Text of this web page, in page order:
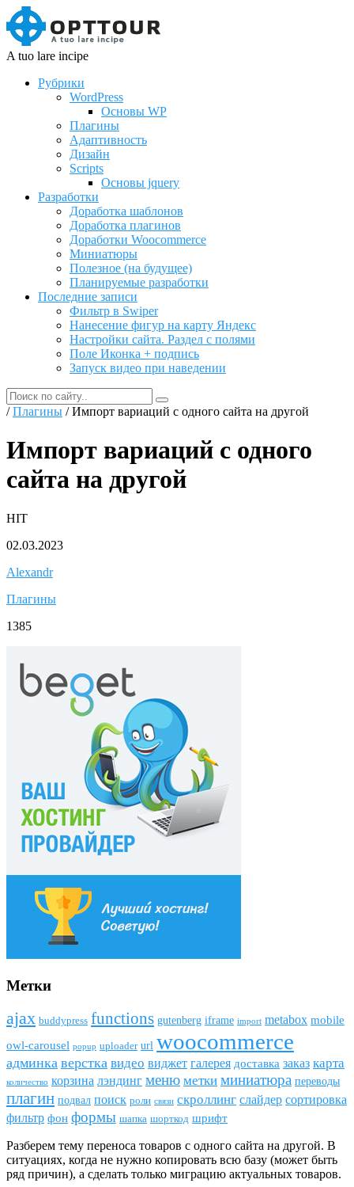
A tuo lare incipe
Рубрики
WordPress
Основы WP
Плагины
Адаптивность
Дизайн
Scripts
Основы jquery
Разработки
Доработка шаблонов
Доработка плагинов
Доработки Woocommerce
Миниатюры
Полезное (на будущее)
Планируемые разработки
Последние записи
Фильтр в Swiper
Нанесение фигур на карту Яндекс
Настройки сайта. Раздел с полями
Поле Иконка + подпись
Запуск видео при наведении
/Плагины / Импорт вариаций с одного сайта на другой
Импорт вариаций с одного
сайта на другой
HIT
02.03.2023
Alexandr
Плагины
1385
Метки
ajax buddypress funсtions gutenberg iframe import metabox mobile
owl-carousel popup uploader url woocommerce
админка верстка видео виджет галерея доставка заказ карта
количество корзина лэндинг меню метки миниатюра переводы
плагин подвал поиск роли связи скроллинг слайдер сортировка
фильтр фон формы шапка шорткод шрифт
Разберем тему переноса товаров с одного сайта на другой. В
ситуациях, когда не нужно копировать всю базу (может быть
ряд причин), а сделать только миграцию актуальных товаров.